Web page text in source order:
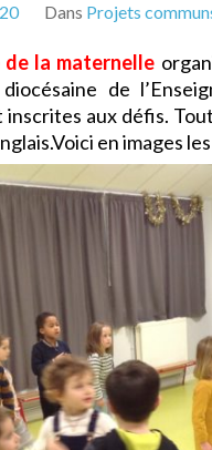
Dans Projets
de la maternelle
de
aux défis.
en images